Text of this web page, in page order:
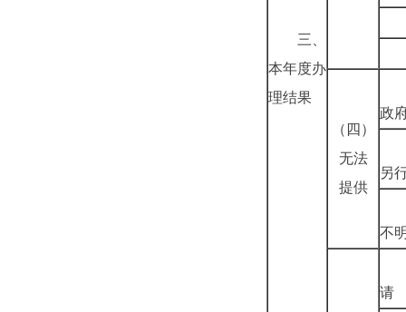
三、
本年度办
理结果
（四）
无法
提供
政
另
不
请